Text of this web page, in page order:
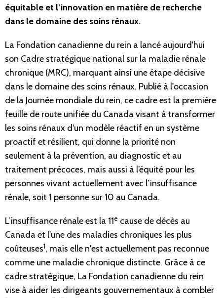
équitable et l’innovation en matière de recherche
dans le domaine des soins rénaux.
La Fondation canadienne du rein a lancé aujourd'hui
son Cadre stratégique national sur la maladie rénale
chronique (MRC), marquant ainsi une étape décisive
dans le domaine des soins rénaux. Publié à l'occasion
de la Journée mondiale du rein, ce cadre est la première
feuille de route unifiée du Canada visant à transformer
les soins rénaux d'un modèle réactif en un système
proactif et résilient, qui donne la priorité non
seulement à la prévention, au diagnostic et au
traitement précoces, mais aussi à l’équité pour les
personnes vivant actuellement avec l’insuffisance
rénale, soit 1 personne sur 10 au Canada.
L’insuffisance rénale est la 11e cause de décès au
Canada et l'une des maladies chroniques les plus
coûteuses1, mais elle n'est actuellement pas reconnue
comme une maladie chronique distincte. Grâce à ce
cadre stratégique, La Fondation canadienne du rein
vise à aider les dirigeants gouvernementaux à combler